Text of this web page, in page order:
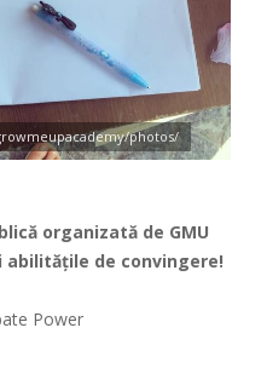
photos/
organizată de GMU
abilitățile de convingere!
Power